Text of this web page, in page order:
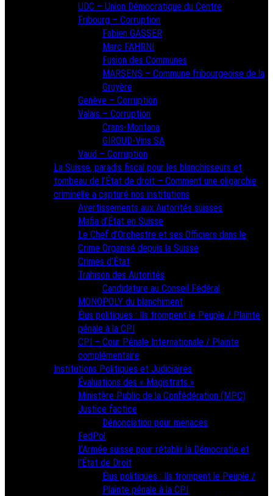
UDC – Union Démocratique du Centre
Fribourg – Corruption
Fabien GASSER
Marc FAHRNI
Fusion des Communes
MARSENS – Commune fribourgeoise de la
Gruyère
Genève – Corruption
Valais – Corruption
Crans-Montana
GIROUD-Vins SA
Vaud – Corruption
La Suisse, paradis fiscal pour les blanchisseurs et
tombeau de l’État de droit – Comment une oligarchie
criminelle a capturé nos institutions
Avertissements aux Autorités suisses
Mafia d’État en Suisse
Le Chef d’Orchestre et ses Officiers dans le
Crime Organisé depuis la Suisse
Crimes d’État
Trahison des Autorités
Candidature au Conseil Fédéral
MONOPOLY du blanchiment
Élus politiques : Ils trompent le Peuple / Plainte
pénale à la CPI
CPI – Cour Pénale Internationale / Plainte
complémentaire
Institutions Politiques et Judiciaires
Évaluations des « Magistrats »
Ministère Public de la Confédération (MPC)
Justice factice
Dénonciation pour menaces
FedPol
L’Armée suisse pour rétablir la Démocratie et
l’État de Droit
Élus politiques : Ils trompent le Peuple /
Plainte pénale à la CPI